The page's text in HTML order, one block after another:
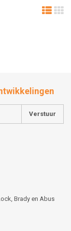
Verstuur
Brady en Abus